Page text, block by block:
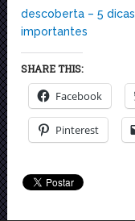
descoberta – 5 dicas
importantes
SHARE THIS:
Facebook
Pinterest